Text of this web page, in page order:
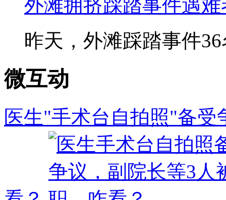
外滩拥挤踩踏事件遇
昨天，外滩踩踏事件
微互动
医生"手术台自拍照"备受